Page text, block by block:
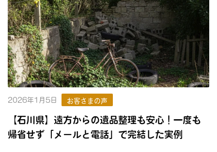
2026年1月5日 お客さまの声
【石川県】遠方からの遺品整理も安心！一度も
帰省せず「メールと電話」で完結した実例